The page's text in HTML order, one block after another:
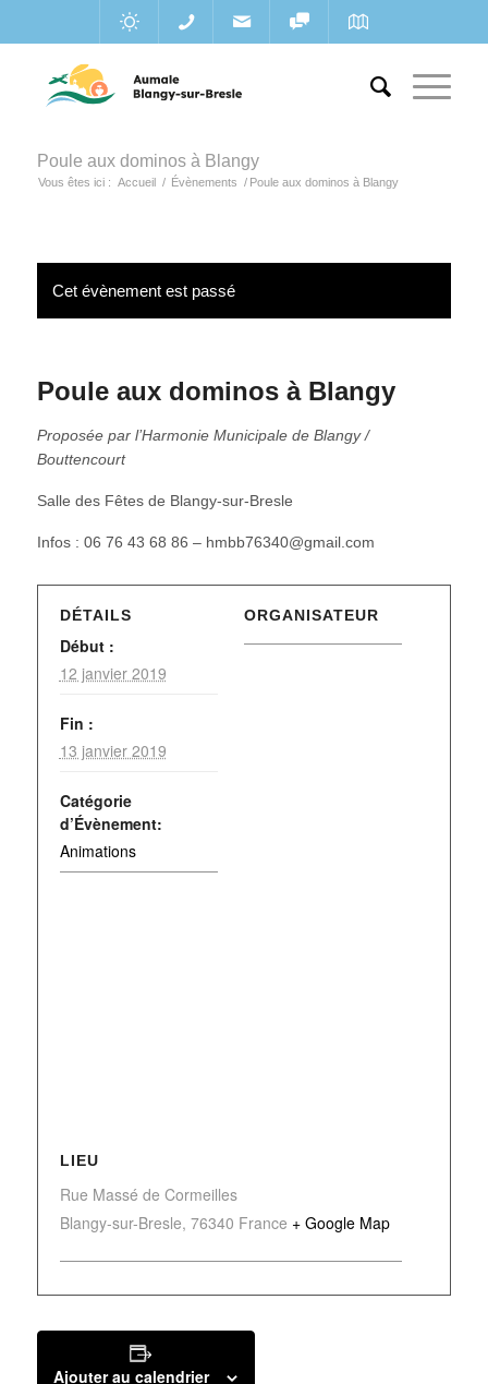
Poule aux dominos à Blangy
Vous êtes ici : Accueil / Évènements / Poule aux dominos à Blangy
Cet évènement est passé
Poule aux dominos à Blangy
Proposée par l’Harmonie Municipale de Blangy /
Bouttencourt
Salle des Fêtes de Blangy-sur-Bresle
Infos : 06 76 43 68 86 – hmbb76340@gmail.com
DÉTAILS
Début :
12 janvier 2019
Fin :
13 janvier 2019
Catégorie
d’Évènement:
Animations
ORGANISATEUR
LIEU
Rue Massé de Cormeilles
Blangy-sur-Bresle, 76340 France + Google Map
Ajouter au calendrier